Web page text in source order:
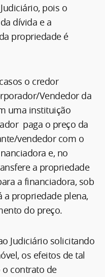
pois o
dívida e a
propriedade é
o credor
Vendedor da
uma instituição
paga o preço da
vendedor com o
e, no
a propriedade
a financiadora, sob
a propriedade plena,
do preço.
Judiciário solicitando
os efeitos de tal
o contrato de